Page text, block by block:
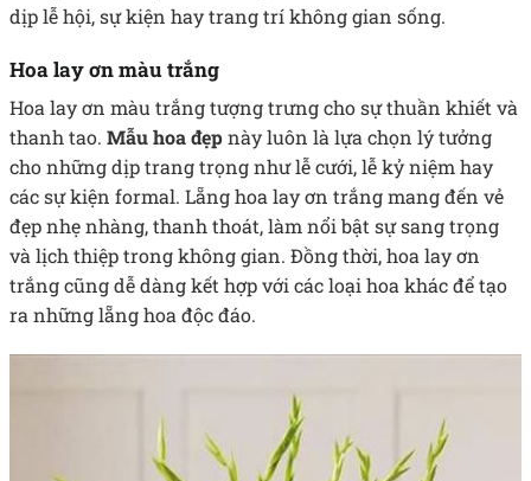
dịp lễ hội, sự kiện hay trang trí không gian sống.
Hoa lay ơn màu trắng
Hoa lay ơn màu trắng tượng trưng cho sự thuần khiết và
thanh tao. Mẫu hoa đẹpnày luôn là lựa chọn lý tưởng
cho những dịp trang trọng như lễ cưới, lễ kỷ niệm hay
các sự kiện formal. Lẵng hoa lay ơn trắng mang đến vẻ
đẹp nhẹ nhàng, thanh thoát, làm nổi bật sự sang trọng
và lịch thiệp trong không gian. Đồng thời, hoa lay ơn
trắng cũng dễ dàng kết hợp với các loại hoa khác để tạo
ra những lẵng hoa độc đáo.